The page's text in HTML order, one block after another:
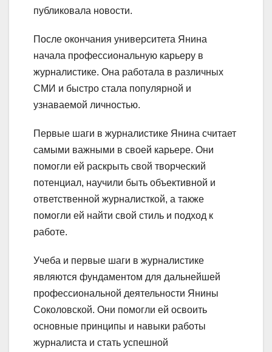
публиковала новости.
После окончания университета Янина
начала профессиональную карьеру в
журналистике. Она работала в различных
СМИ и быстро стала популярной и
узнаваемой личностью.
Первые шаги в журналистике Янина считает
самыми важными в своей карьере. Они
помогли ей раскрыть свой творческий
потенциал, научили быть объективной и
ответственной журналисткой, а также
помогли ей найти свой стиль и подход к
работе.
Учеба и первые шаги в журналистике
являются фундаментом для дальнейшей
профессиональной деятельности Янины
Соколовской. Они помогли ей освоить
основные принципы и навыки работы
журналиста и стать успешной